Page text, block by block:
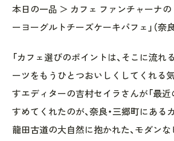
本日の一品 ＞ カフェ ファンチャーナの
ーヨーグルトチーズケーキパフェ」（奈良
「カフェ選びのポイントは、そこに流れ
ーツをもうひとつおいしくしてくれる
すエディターの吉村セイラさんが「最近
すめてくれたのが、奈良・三郷町にある
龍田古道の大自然に抱かれた、モダン